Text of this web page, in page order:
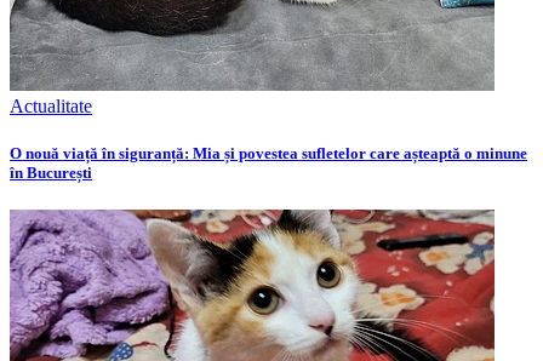
Actualitate
O nouă viață în siguranță: Mia și povestea sufletelor care așteaptă o minune
în București